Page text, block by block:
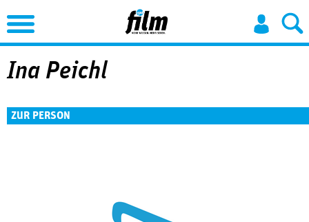
Jump to Navigation
Ina Peichl
ZUR PERSON